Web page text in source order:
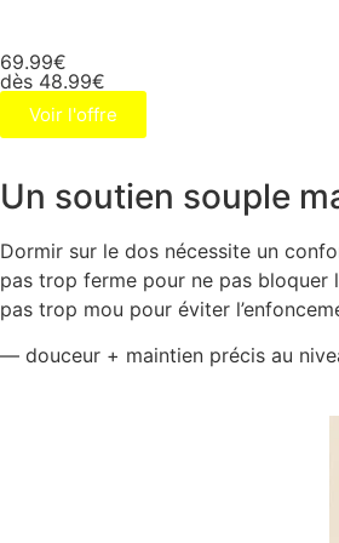
69.99€
dès 48.99€
Voir l'offre
Un soutien souple
Dormir sur le dos nécessite un
pas trop ferme pour ne pas bloquer
pas trop mou pour éviter
— douceur + maintien précis au